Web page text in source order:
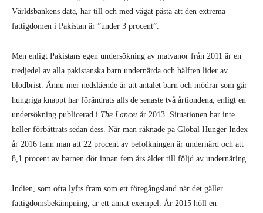
heller förbättrats sedan dess. När man räknade på Global Hunger Index
år 2016 fann man att 22 procent av befolkningen är undernärd och att
Indien, som ofta lyfts fram som ett föregångsland när det gäller
fattigdomsbekämpning, är ett annat exempel. År 2015 höll en
talesperson för den indiska regeringen ett tal där han uppmärksammade
de 300 miljoner människor i landet som är både saknar arbete och jord,
ofta med bakgrund i stamsamhällen eller en låg kast. World Poverty
Clock uppskattade dock år 2016 att färre än hälften så många, omkring
145 miljoner människor, kunde anses leva i ”extrem fattigdom”.
mexikanska regeringen att 46 procent av landets befolkning levde i
fattigdom. Världsbanken noterade 5 procent.